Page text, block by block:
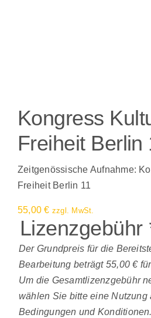
Kongress
Freiheit Berlin
Zeitgenössische Aufnahme:
Freiheit Berlin 11
55,00€ zzgl. MwSt.
Lizenzgebühr
Der Grundpreis für die
Bearbeitung beträgt 55,00 €
Um die Gesamtlizenzgebühr
wählen Sie bitte eine Nutzung
Bedingungen und Konditionen.